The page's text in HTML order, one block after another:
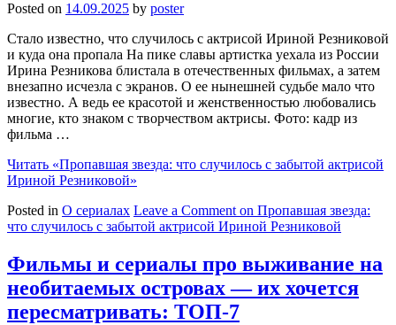
Posted on 14.09.2025 by poster
Стало известно, что случилось с актрисой Ириной Резниковой
и куда она пропала На пике славы артистка уехала из России
Ирина Резникова блистала в отечественных фильмах, а затем
внезапно исчезла с экранов. О ее нынешней судьбе мало что
известно. А ведь ее красотой и женственностью любовались
многие, кто знаком с творчеством актрисы. Фото: кадр из
фильма …
Читать «Пропавшая звезда: что случилось с забытой актрисой
Ириной Резниковой»
Posted in О сериалах Leave a Commenton Пропавшая звезда:
что случилось с забытой актрисой Ириной Резниковой
Фильмы и сериалы про выживание на
необитаемых островах — их хочется
пересматривать: ТОП-7